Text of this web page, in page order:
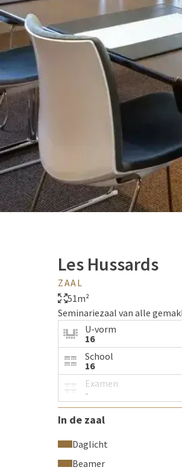
Les Hussards
ZAAL
51m²
Seminariezaal van alle
U-vorm
16
School
16
Examen
-
In de zaal
Daglicht
Beamer